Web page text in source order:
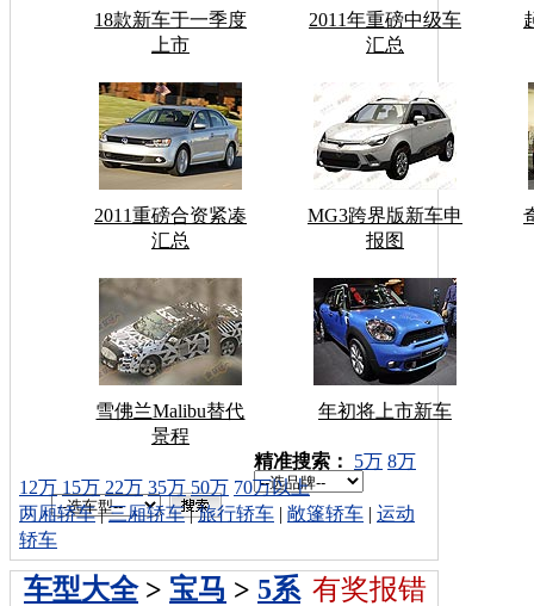
18款新车于一季度
上市
2011年重磅中级车
汇总
2011重磅合资紧凑
汇总
MG3跨界版新车申
报图
雪佛兰Malibu替代
景程
年初将上市新车
车型搜索：
精准搜索： 5万 8万
12万 15万 22万 35万 50万 70万以上
两厢轿车|三厢轿车|旅行轿车 | 敞篷轿车 | 运动
轿车
有奖报错
车型大全> 宝马 > 5系